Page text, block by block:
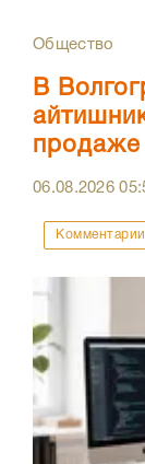
Общество
В
продаже
06.08.2026
Комментарии